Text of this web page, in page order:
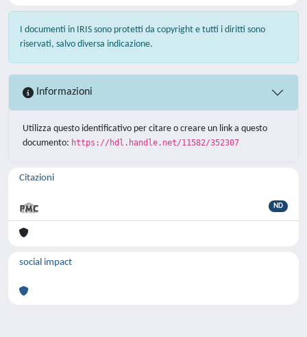
I documenti in IRIS sono protetti da copyright e tutti i diritti sono
riservati, salvo diversa indicazione.
Informazioni
Utilizza questo identificativo per citare o creare un link a questo
documento: https://hdl.handle.net/11582/352307
Citazioni
ND
social impact